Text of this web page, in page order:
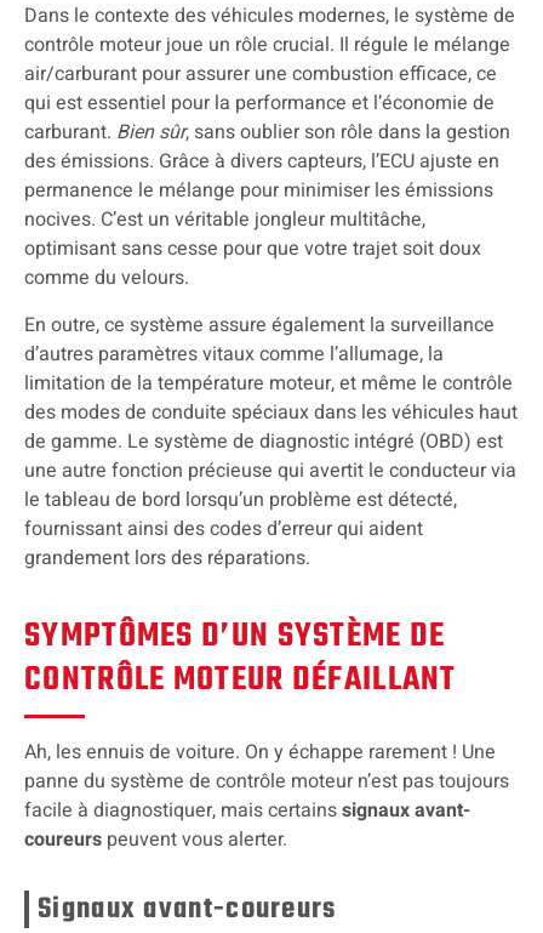
Dans le contexte des véhicules modernes, le système de
contrôle moteur joue un rôle crucial. Il régule le mélange
air/carburant pour assurer une combustion efficace, ce
qui est essentiel pour la performance et l’économie de
carburant. Bien sûr, sans oublier son rôle dans la gestion
des émissions. Grâce à divers capteurs, l’ECU ajuste en
permanence le mélange pour minimiser les émissions
nocives. C’est un véritable jongleur multitâche,
optimisant sans cesse pour que votre trajet soit doux
comme du velours.
En outre, ce système assure également la surveillance
d’autres paramètres vitaux comme l’allumage, la
limitation de la température moteur, et même le contrôle
des modes de conduite spéciaux dans les véhicules haut
de gamme. Le système de diagnostic intégré (OBD) est
une autre fonction précieuse qui avertit le conducteur via
le tableau de bord lorsqu’un problème est détecté,
fournissant ainsi des codes d’erreur qui aident
grandement lors des réparations.
SYMPTÔMES D’UN SYSTÈME DE
CONTRÔLE MOTEUR DÉFAILLANT
Ah, les ennuis de voiture. On y échappe rarement ! Une
panne du système de contrôle moteur n’est pas toujours
facile à diagnostiquer, mais certainssignaux avant-
coureurs peuvent vous alerter.
Signaux avant-coureurs